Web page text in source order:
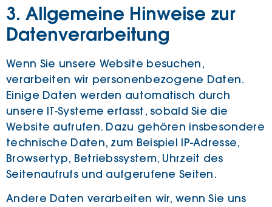
3. Allgemeine Hinweise zur
Datenverarbeitung
Wenn Sie unsere Website besuchen,
verarbeiten wir personenbezogene Daten.
Einige Daten werden automatisch durch
unsere IT-Systeme erfasst, sobald Sie die
Website aufrufen. Dazu gehören insbesondere
technische Daten, zum Beispiel IP-Adresse,
Browsertyp, Betriebssystem, Uhrzeit des
Seitenaufrufs und aufgerufene Seiten.
Andere Daten verarbeiten wir, wenn Sie uns